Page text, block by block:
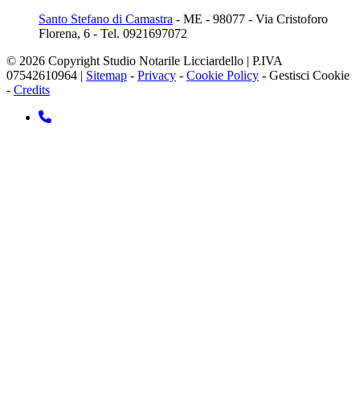
Santo Stefano di Camastra - ME - 98077 - Via Cristoforo
Florena, 6 - Tel. 0921697072
© 2026 Copyright Studio Notarile Licciardello | P.IVA
07542610964 | Sitemap - Privacy - Cookie Policy - Gestisci Cookie
- Credits